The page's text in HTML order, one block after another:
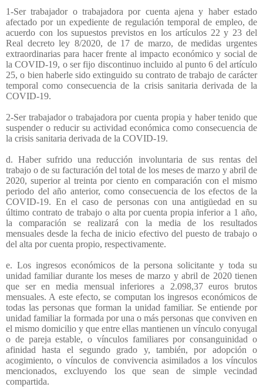
1-Ser trabajador o trabajadora por cuenta ajena y haber estado
afectado por un expediente de regulación temporal de empleo, de
acuerdo con los supuestos previstos en los artículos 22 y 23 del
Real decreto ley 8/2020, de 17 de marzo, de medidas urgentes
extraordinarias para hacer frente al impacto económico y social de
la COVID-19, o ser fijo discontinuo incluido al punto 6 del artículo
25, o bien haberle sido extinguido su contrato de trabajo de carácter
temporal como consecuencia de la crisis sanitaria derivada de la
COVID-19.
2-Ser trabajador o trabajadora por cuenta propia y haber tenido que
suspender o reducir su actividad económica como consecuencia de
la crisis sanitaria derivada de la COVID-19.
d. Haber sufrido una reducción involuntaria de sus rentas del
trabajo o de su facturación del total de los meses de marzo y abril de
2020, superior al treinta por ciento en comparación con el mismo
periodo del año anterior, como consecuencia de los efectos de la
COVID-19. En el caso de personas con una antigüedad en su
último contrato de trabajo o alta por cuenta propia inferior a 1 año,
la comparación se realizará con la media de los resultados
mensuales desde la fecha de inicio efectivo del puesto de trabajo o
del alta por cuenta propio, respectivamente.
e. Los ingresos económicos de la persona solicitante y toda su
unidad familiar durante los meses de marzo y abril de 2020 tienen
que ser en media mensual inferiores a 2.098,37 euros brutos
mensuales. A este efecto, se computan los ingresos económicos de
todas las personas que forman la unidad familiar. Se entiende por
unidad familiar la formada por una o más personas que conviven en
el mismo domicilio y que entre ellas mantienen un vínculo conyugal
o de pareja estable, o vínculos familiares por consanguinidad o
afinidad hasta el segundo grado y, también, por adopción o
acogimiento, o vínculos de convivencia asimilados a los vínculos
mencionados, excluyendo los que sean de simple vecindad
compartida.